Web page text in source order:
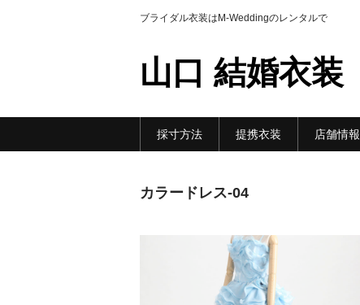
ブライダル衣装はM-Weddingのレンタルで
山口 結婚衣装
採寸方法 提携衣装 店舗情報
カラードレス-04